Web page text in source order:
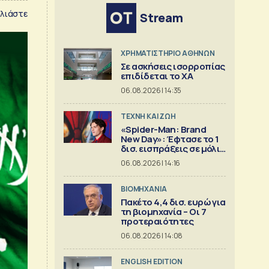
Stream
XΡΗΜΑΤΙΣΤΗΡΙΟ ΑΘΗΝΩΝ
Σε ασκήσεις ισορροπίας
επιδίδεται το ΧΑ
06.08.2026 | 14:35
TΕΧΝΗ ΚΑΙ ΖΩΗ
«Spider-Man: Brand
New Day»: Έφτασε το 1
δισ. εισπράξεις σε μόλις
6 ημέρες
06.08.2026 | 14:16
ΒΙΟΜΗΧΑΝΙΑ
Πακέτο 4,4 δισ. ευρώ για
τη βιομηχανία – Οι 7
προτεραιότητες
06.08.2026 | 14:08
ENGLISH EDITION